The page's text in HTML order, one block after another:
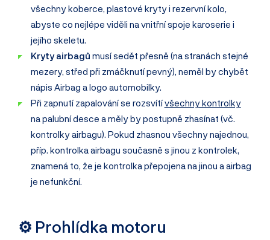
všechny koberce, plastové kryty i rezervní kolo,
abyste co nejlépe viděli na vnitřní spoje karoserie i
jejího skeletu.
Kryty airbagů musí sedět přesně (na stranách stejné
mezery, střed při zmáčknutí pevný), neměl by chybět
nápis Airbag a logo automobilky.
Při zapnutí zapalování se rozsvítívšechny kontrolky
na palubní desce a měly by postupně zhasínat (vč.
kontrolky airbagu). Pokud zhasnou všechny najednou,
příp. kontrolka airbagu současně s jinou z kontrolek,
znamená to, že je kontrolka přepojena na jinou a airbag
je nefunkční.
⚙️ Prohlídka motoru